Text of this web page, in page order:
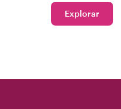
la verdadera
Explorar